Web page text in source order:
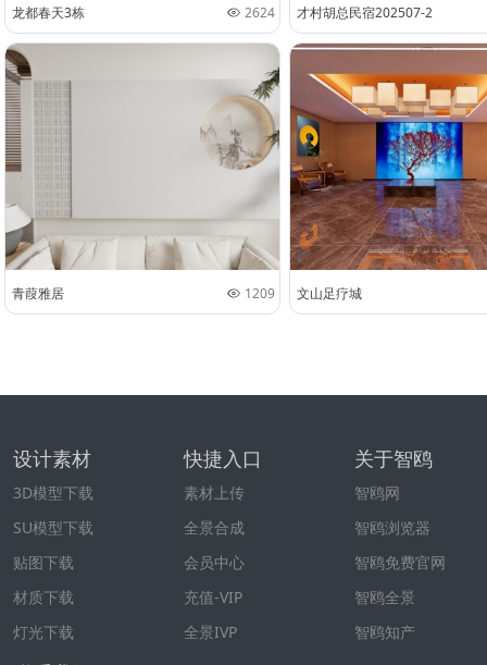
龙都春天3栋 2624 才村胡总民宿202507-2
青葭雅居 1209 文山足疗城
设计素材
3D模型下载
SU模型下载
贴图下载
材质下载
灯光下载
快捷入口
素材上传
全景合成
会员中心
充值-VIP
全景IVP
关于智鸥
智鸥网
智鸥浏览器
智鸥免费官网
智鸥全景
智鸥知产